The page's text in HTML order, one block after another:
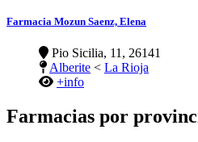
Farmacia Mozun Saenz, Elena
Pio Sicilia, 11, 26141
Alberite < La Rioja
+info
Farmacias por